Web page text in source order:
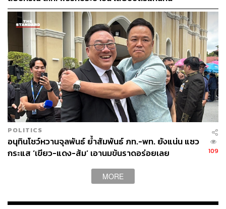
POLITICS
อนุทินโชว์หวานจุลพันธ์ ย้ำสัมพันธ์ ภท.-พท. ยังแน่น แซว
กระแส ‘เขียว-แดง-ส้ม’ เอานมข้นราดอร่อยเลย
109
MORE